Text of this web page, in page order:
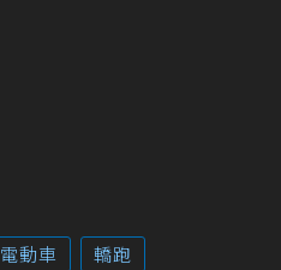
電動車 轎跑